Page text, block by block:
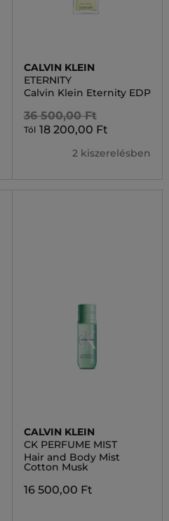
CALVIN KLEIN
ETERNITY
Calvin Klein Eternity EDP
36 500,00 Ft
Tól 18 200,00 Ft
2 kiszerelésben
CALVIN KLEIN
CK PERFUME MIST
Hair and Body Mist
Cotton Musk
16 500,00 Ft